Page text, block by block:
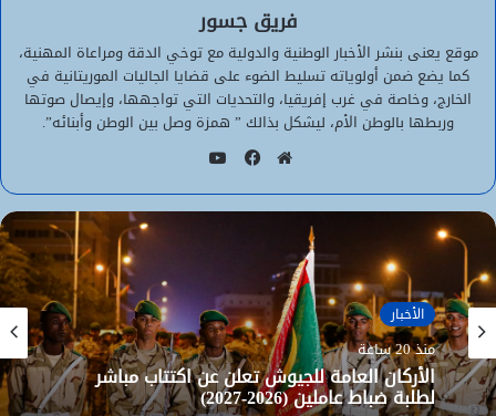
فريق جسور
موقع يعنى بنشر الأخبار الوطنية والدولية مع توخي الدقة ومراعاة المهنية،
كما يضع ضمن أولوياته تسليط الضوء على قضايا الجاليات الموريتانية في
الخارج، وخاصة في غرب إفريقيا، والتحديات التي تواجهها، وإيصال صوتها
وربطها بالوطن الأم، ليشكل بذالك ” همزة وصل بين الوطن وأبنائه”.
الويب
الأخبار
منذ 20 ساعة
الأركان العامة للجيوش تعلن عن اكتتاب مباشر
لطلبة ضباط عاملين (2026-2027)